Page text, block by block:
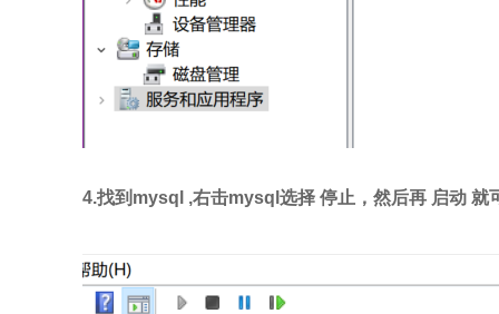
4.找到mysql ,右击mysql选择 停止，然后再 启动